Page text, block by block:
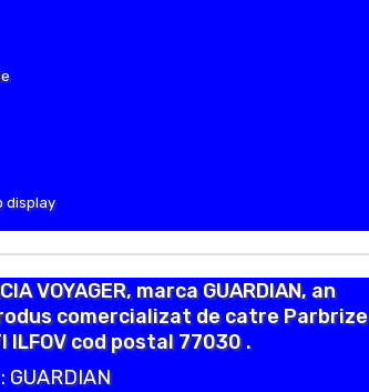
display
VOYAGER, marca GUARDIAN, an
comercializat de catre Parbrize
ILFOV cod postal 77030 .